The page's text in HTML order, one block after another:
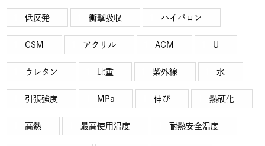
低反発 衝撃吸収 ハイパロン
CSM アクリル ACM U
ウレタン 比重 紫外線 水
引張強度 MPa 伸び 熱硬化
高熱 最高使用温度 耐熱安全温度